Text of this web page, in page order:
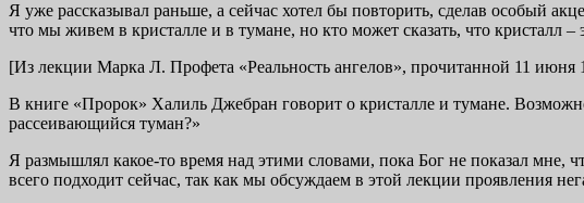
Я уже рассказывал раньше, а сейчас хотел бы повторить, сделав особый
что мы живем в кристалле и в тумане, но кто может сказать, что кристалл
[Из лекции Марка Л. Профета «Реальность ангелов», прочитанной 11 июня
В книге «Пророк» Халиль Джебран говорит о кристалле и тумане.
рассеивающийся туман?»
Я размышлял какое-то время над этими словами, пока Бог не показал
всего подходит сейчас, так как мы обсуждаем в этой лекции проявления